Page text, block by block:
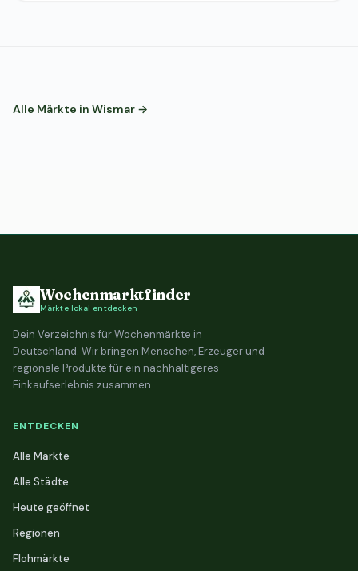
Alle Märkte in Wismar →
Wochenmarktfinder
Märkte lokal entdecken
Dein Verzeichnis für Wochenmärkte in
Deutschland. Wir bringen Menschen, Erzeuger und
regionale Produkte für ein nachhaltigeres
Einkaufserlebnis zusammen.
ENTDECKEN
Alle Märkte
Alle Städte
Heute geöffnet
Regionen
Flohmärkte